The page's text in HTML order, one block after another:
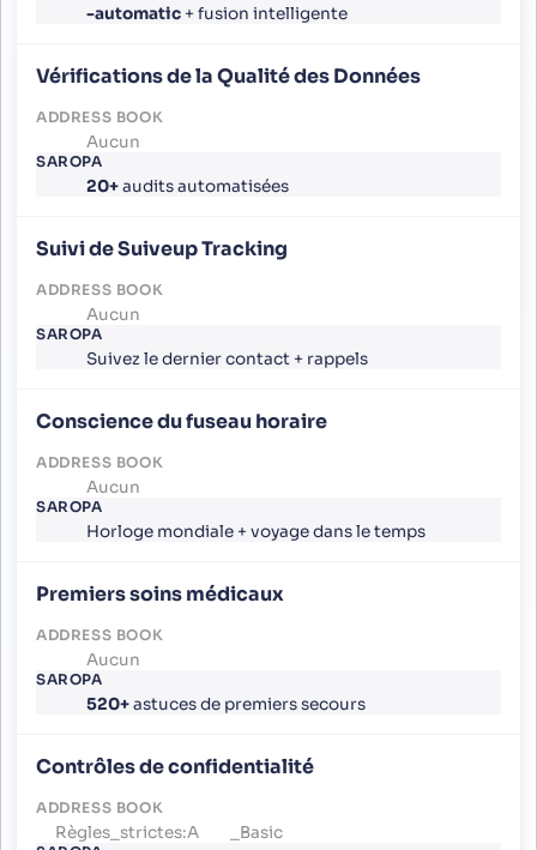
-automatic + fusion intelligente
Vérifications de la Qualité des Données
Aucun
20+audits automatisées
Suivi de Suiveup Tracking
Aucun
Suivez le dernier contact + rappels
Conscience du fuseau horaire
Aucun
Horloge mondiale + voyage dans le temps
Premiers soins médicaux
Aucun
520+astuces de premiers secours
Contrôles de confidentialité
Règles_strictes:A _Basic